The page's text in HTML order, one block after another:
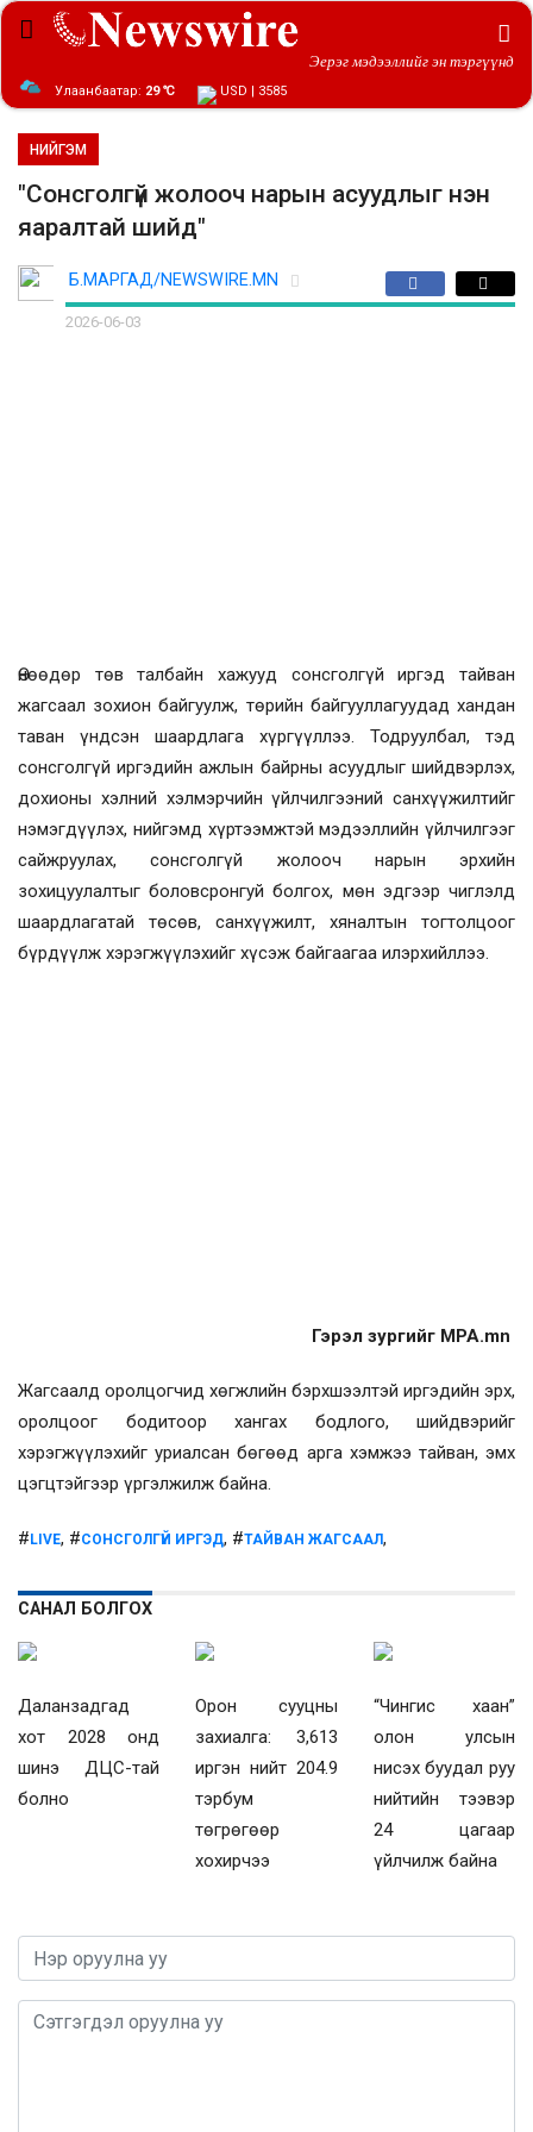
Эерэг мэдээллийг эн тэргүүнд
Улаанбаатар: 29 ℃ USD | 3585
НИЙГЭМ
"Сонсголгүй жолооч нарын асуудлыг нэн
яаралтай шийд"
Б.МАРГАД/NEWSWIRE.MN
2026-06-03
Өнөөдөр төв талбайн хажууд сонсголгүй иргэд тайван
жагсаал зохион байгуулж, төрийн байгууллагуудад хандан
таван үндсэн шаардлага хүргүүллээ. Тодруулбал, тэд
сонсголгүй иргэдийн ажлын байрны асуудлыг шийдвэрлэх,
дохионы хэлний хэлмэрчийн үйлчилгээний санхүүжилтийг
нэмэгдүүлэх, нийгэмд хүртээмжтэй мэдээллийн үйлчилгээг
сайжруулах, сонсголгүй жолооч нарын эрхийн
зохицуулалтыг боловсронгуй болгох, мөн эдгээр чиглэлд
шаардлагатай төсөв, санхүүжилт, хяналтын тогтолцоог
бүрдүүлж хэрэгжүүлэхийг хүсэж байгаагаа илэрхийллээ.
Гэрэл зургийг MPA.mn
Жагсаалд оролцогчид хөгжлийн бэрхшээлтэй иргэдийн эрх,
оролцоог бодитоор хангах бодлого, шийдвэрийг
хэрэгжүүлэхийг уриалсан бөгөөд арга хэмжээ тайван, эмх
цэгцтэйгээр үргэлжилж байна.
# LIVE, #СОНСГОЛГҮЙ ИРГЭД, #ТАЙВАН ЖАГСААЛ,
САНАЛ БОЛГОХ
Даланзадгад
хот 2028 онд
шинэ ДЦС-тай
болно
Орон сууцны
захиалга: 3,613
иргэн нийт 204.9
тэрбум
төгрөгөөр
хохирчээ
“Чингис хаан”
олон улсын
нисэх буудал руу
нийтийн тээвэр
24 цагаар
үйлчилж байна